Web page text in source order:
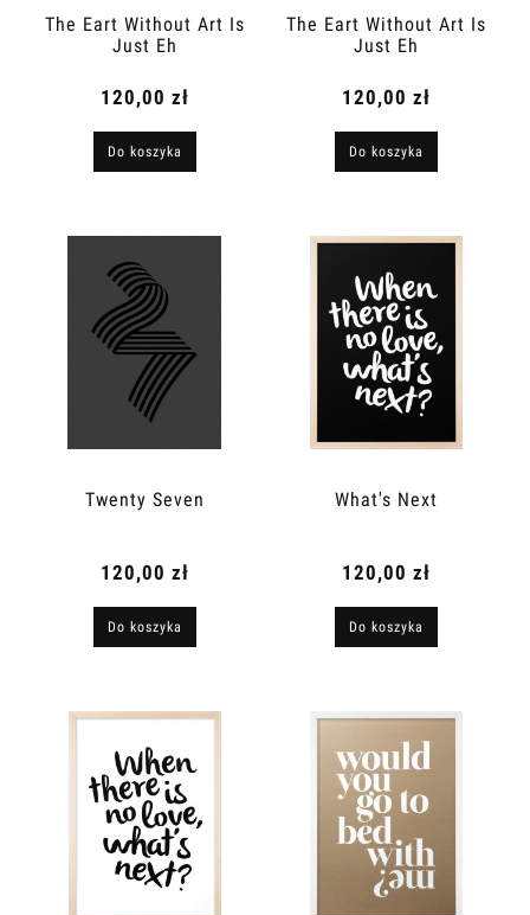
The Eart Without Art Is
Just Eh
120,00 zł
Do koszyka
The Eart Without Art Is
Just Eh
120,00 zł
Do koszyka
Twenty Seven
120,00 zł
Do koszyka
What's Next
120,00 zł
Do koszyka